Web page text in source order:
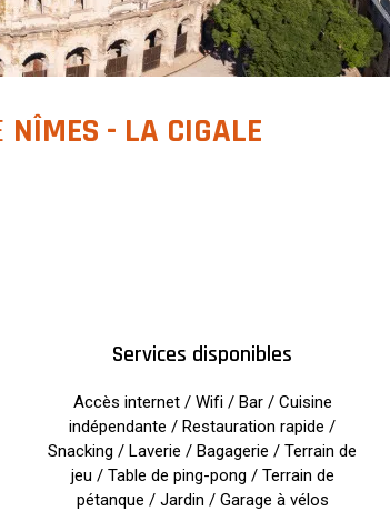
NÎMES - LA CIGALE
Services disponibles
Accès internet / Wifi / Bar / Cuisine
indépendante / Restauration rapide /
Snacking / Laverie / Bagagerie / Terrain de
jeu / Table de ping-pong / Terrain de
pétanque / Jardin / Garage à vélos